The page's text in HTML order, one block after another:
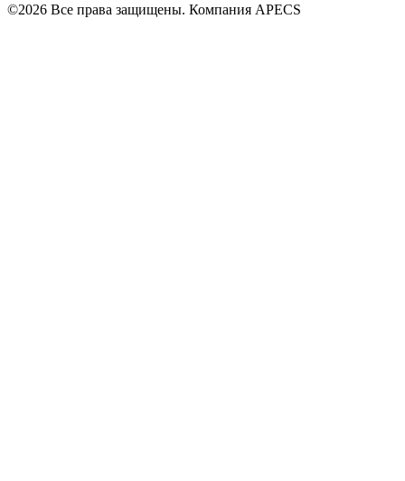
©2026 Все права защищены. Компания APECS